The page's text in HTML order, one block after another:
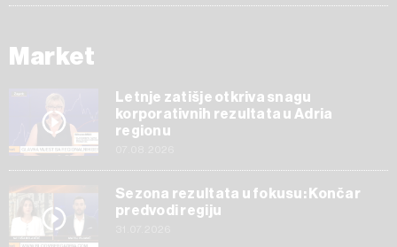
Market
Letnje zatišje otkriva snagu
korporativnih rezultata u Adria
regionu
Sezona rezultata u fokusu: Končar
predvodi regiju